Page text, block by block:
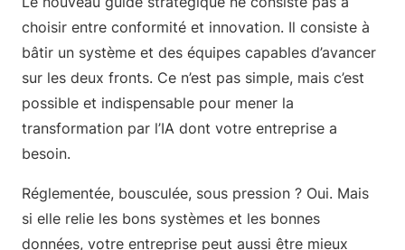
choisir entre conformité et innovation. Il consiste à
bâtir un système et des équipes capables d’avancer
sur les deux fronts. Ce n’est pas simple, mais c’est
possible et indispensable pour mener la
transformation par l’IA dont votre entreprise a
besoin.
Réglementée, bousculée, sous pression ? Oui. Mais
si elle relie les bons systèmes et les bonnes
données, votre entreprise peut aussi être mieux